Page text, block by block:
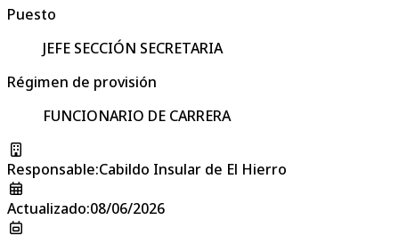
Puesto
JEFE SECCIÓN SECRETARIA
Régimen de provisión
FUNCIONARIO DE CARRERA
Responsable:Cabildo Insular de El Hierro
Actualizado:08/06/2026